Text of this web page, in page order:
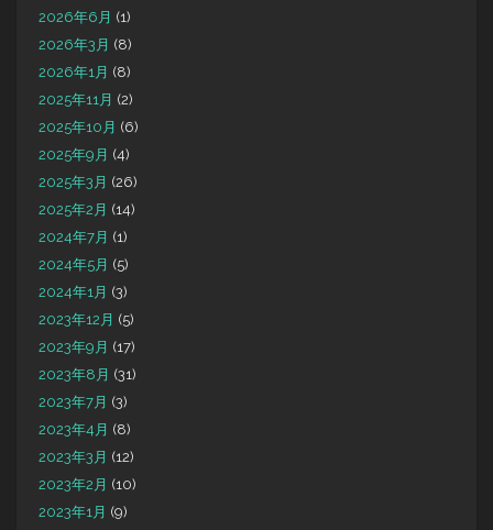
2026年6月 (1)
2026年3月 (8)
2026年1月 (8)
2025年11月 (2)
2025年10月 (6)
2025年9月 (4)
2025年3月 (26)
2025年2月 (14)
2024年7月 (1)
2024年5月 (5)
2024年1月 (3)
2023年12月 (5)
2023年9月 (17)
2023年8月 (31)
2023年7月 (3)
2023年4月 (8)
2023年3月 (12)
2023年2月 (10)
2023年1月 (9)